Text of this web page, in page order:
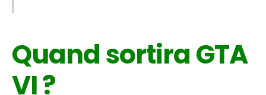
Quand sortira GTA
VI ?
Flipboard
Reddit